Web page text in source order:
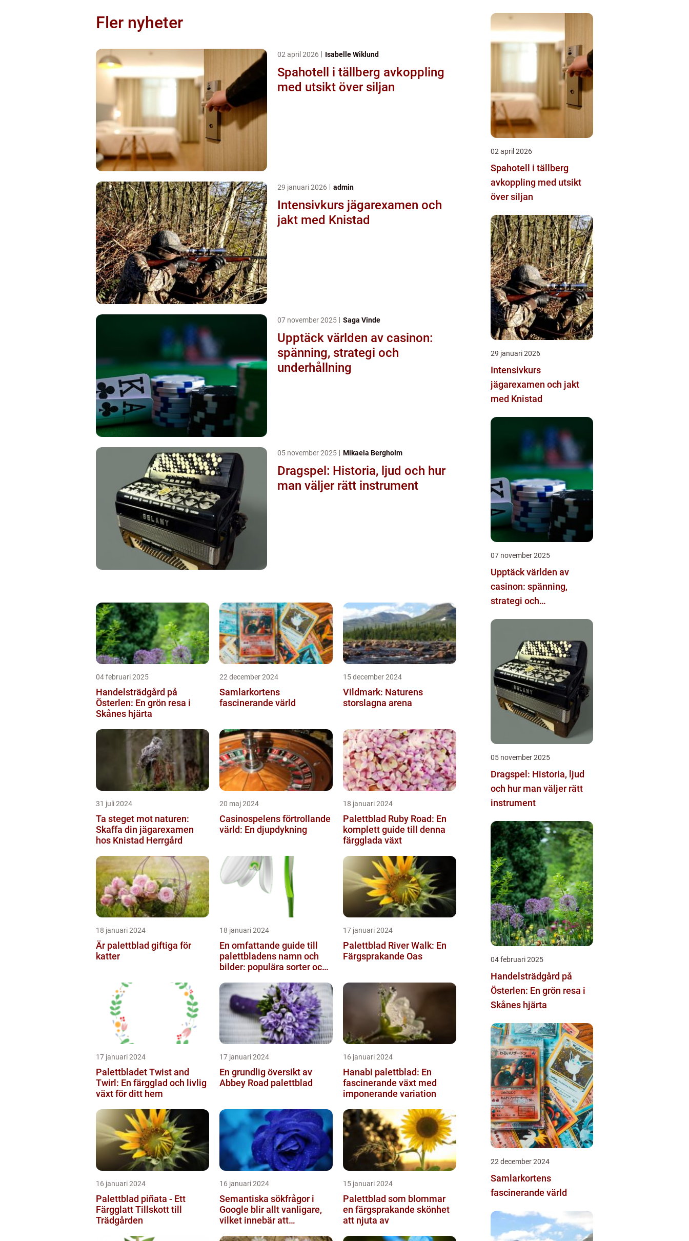
Fler nyheter
02 april 2026 Isabelle Wiklund
Spahotell i tällberg avkoppling
med utsikt över siljan
29 januari 2026 admin
Intensivkurs jägarexamen och
jakt med Knistad
07 november 2025 Saga Vinde
Upptäck världen av casinon:
spänning, strategi och
underhållning
05 november 2025 Mikaela Bergholm
Dragspel: Historia, ljud och hur
man väljer rätt instrument
04 februari 2025
Handelsträdgård på
Österlen: En grön resa i
Skånes hjärta
22 december 2024
Samlarkortens
fascinerande värld
15 december 2024
Vildmark: Naturens
storslagna arena
31 juli 2024
Ta steget mot naturen:
Skaffa din jägarexamen
hos Knistad Herrgård
20 maj 2024
Casinospelens förtrollande
värld: En djupdykning
18 januari 2024
Palettblad Ruby Road: En
komplett guide till denna
färgglada växt
18 januari 2024
Är palettblad giftiga för
katter
18 januari 2024
En omfattande guide till
palettbladens namn och
bilder: populära sorter och
17 januari 2024
Palettblad River Walk: En
Färgsprakande Oas
17 januari 2024
Palettbladet Twist and
Twirl: En färgglad och livlig
växt för ditt hem
17 januari 2024
En grundlig översikt av
Abbey Road palettblad
16 januari 2024
Hanabi palettblad: En
fascinerande växt med
imponerande variation
16 januari 2024
Palettblad piñata - Ett
Färgglatt Tillskott till
Trädgården
16 januari 2024
Semantiska sökfrågor i
Google blir allt vanligare,
vilket innebär att
15 januari 2024
Palettblad som blommar
en färgsprakande skönhet
att njuta av
02 april 2026
Spahotell i tällberg
avkoppling med utsikt
över siljan
29 januari 2026
Intensivkurs
jägarexamen och jakt
med Knistad
07 november 2025
Upptäck världen av
casinon: spänning,
strategi och
05 november 2025
Dragspel: Historia, ljud
och hur man väljer rätt
instrument
04 februari 2025
Handelsträdgård på
Österlen: En grön resa i
Skånes hjärta
22 december 2024
Samlarkortens
fascinerande värld